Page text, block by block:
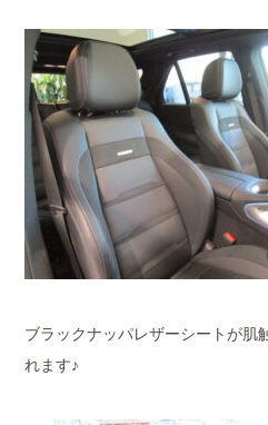
ブラックナッパレザーシートが肌
れます♪